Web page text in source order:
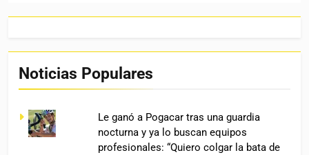
Noticias Populares
Le ganó a Pogacar tras una guardia
nocturna y ya lo buscan equipos
profesionales: “Quiero colgar la bata de